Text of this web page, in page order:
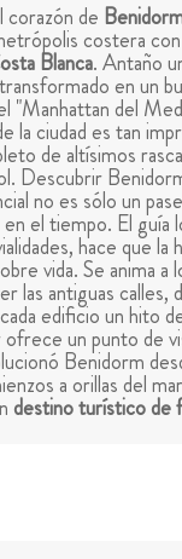
de
costera
Blanca. Antaño
en un
"Manhattan del
la ciudad es tan
de altísimos
Descubrir
no es sólo un
el tiempo. El guía
hace que la
vida. Se anima a
las antiguas calles,
edificio un hito
un punto de
Benidorm
a orillas del
destino turístico de